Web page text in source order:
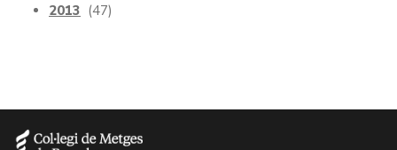
2013 (47)